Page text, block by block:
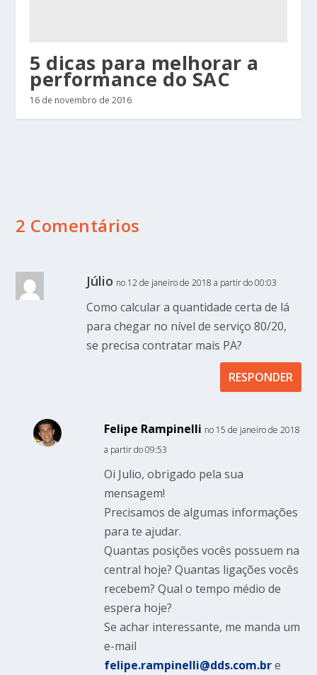
5 dicas para melhorar a
performance do SAC
16 de novembro de 2016
2 Comentários
Júlio no 12 de janeiro de 2018 a partir do 00:03
Como calcular a quantidade certa de lá
para chegar no nível de serviço 80/20,
se precisa contratar mais PA?
RESPONDER
Felipe Rampinelli no 15 de janeiro de 2018
a partir do 09:53
Oi Julio, obrigado pela sua
mensagem!
Precisamos de algumas informações
para te ajudar.
Quantas posições vocês possuem na
central hoje? Quantas ligações vocês
recebem? Qual o tempo médio de
espera hoje?
Se achar interessante, me manda um
e-mail
felipe.rampinelli@dds.com.bre